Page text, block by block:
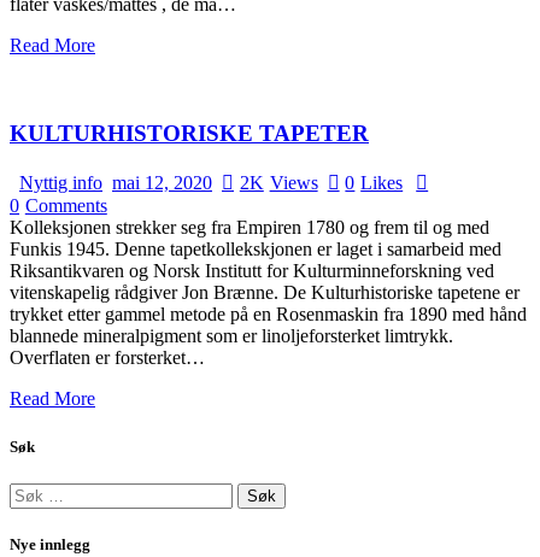
flater vaskes/mattes , de må…
Read More
KULTURHISTORISKE TAPETER
Nyttig info mai 12, 2020 2K Views 0 Likes
0 Comments
Kolleksjonen strekker seg fra Empiren 1780 og frem til og med
Funkis 1945. Denne tapetkollekskjonen er laget i samarbeid med
Riksantikvaren og Norsk Institutt for Kulturminneforskning ved
vitenskapelig rådgiver Jon Brænne. De Kulturhistoriske tapetene er
trykket etter gammel metode på en Rosenmaskin fra 1890 med hånd
blannede mineralpigment som er linoljeforsterket limtrykk.
Overflaten er forsterket…
Read More
Søk
Nye innlegg